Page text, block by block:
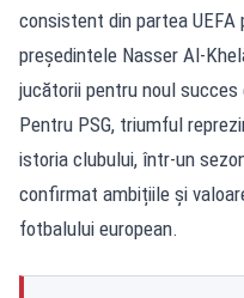
consistent din partea
președintele Nasser Al-
jucătorii pentru noul succes
Pentru PSG, triumful
istoria clubului, într-un
confirmat ambițiile și
fotbalului european.